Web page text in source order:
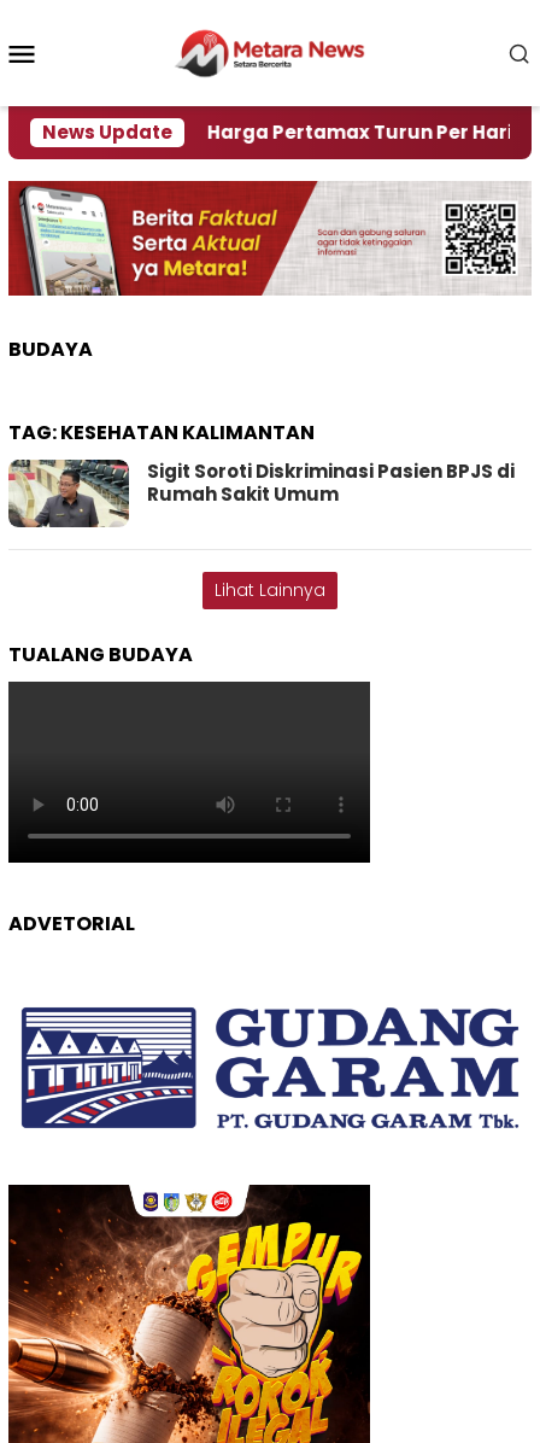
konten
News Update
Krisi Air Harga Pertamax Turun Per Hari Ini,
BUDAYA
TAG:KESEHATAN KALIMANTAN
Sigit Soroti Diskriminasi Pasien BPJS di
Rumah Sakit Umum
Lihat Lainnya
TUALANG BUDAYA
ADVETORIAL